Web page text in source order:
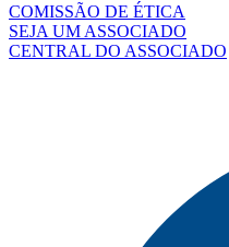
COMISSÃO DE ÉTICA
SEJA UM ASSOCIADO
CENTRAL DO ASSOCIADO